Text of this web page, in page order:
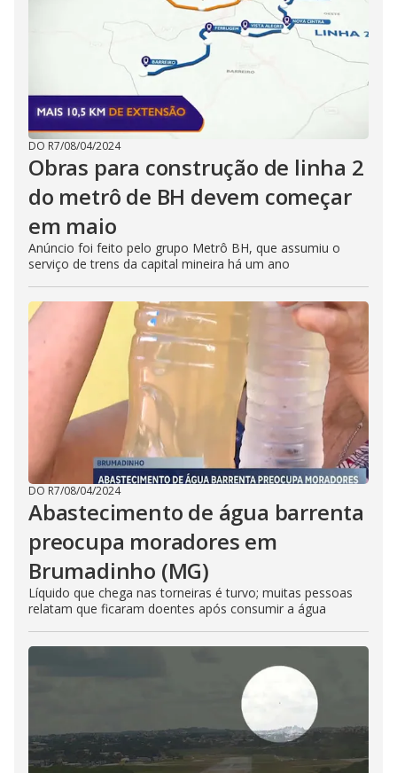
DO R7/08/04/2024
Obras para construção de linha 2
do metrô de BH devem começar
em maio
Anúncio foi feito pelo grupo Metrô BH, que assumiu o
serviço de trens da capital mineira há um ano
DO R7/08/04/2024
Abastecimento de água barrenta
preocupa moradores em
Brumadinho (MG)
Líquido que chega nas torneiras é turvo; muitas pessoas
relatam que ficaram doentes após consumir a água